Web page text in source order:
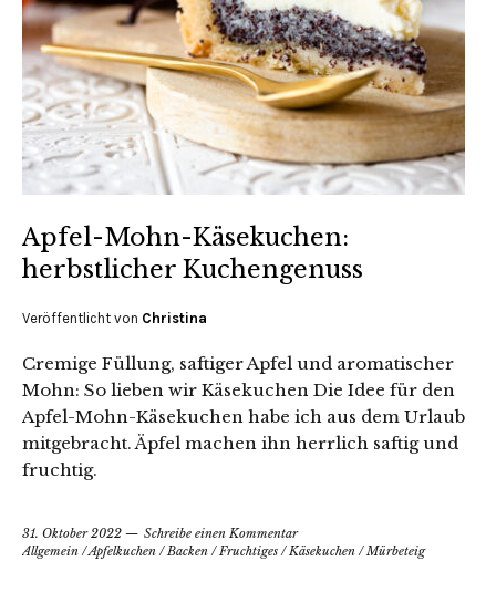
Apfel-Mohn-Käsekuchen:
herbstlicher Kuchengenuss
Veröffentlicht von Christina
Cremige Füllung, saftiger Apfel und aromatischer
Mohn: So lieben wir Käsekuchen Die Idee für den
Apfel-Mohn-Käsekuchen habe ich aus dem Urlaub
mitgebracht. Äpfel machen ihn herrlich saftig und
fruchtig.
31. Oktober 2022
Schreibe einen Kommentar
Allgemein /Apfelkuchen /Backen /Fruchtiges /Käsekuchen /Mürbeteig